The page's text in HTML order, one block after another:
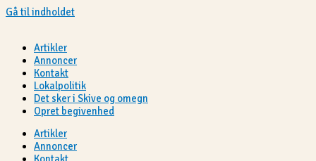
Gå til indholdet
Artikler
Annoncer
Kontakt
Lokalpolitik
Det sker i Skive og omegn
Opret begivenhed
Artikler
Annoncer